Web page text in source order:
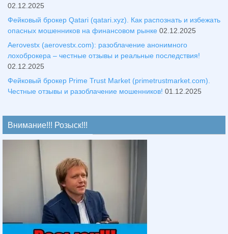
02.12.2025
Фейковый брокер Qatari (qatari.xyz). Как распознать и избежать
опасных мошенников на финансовом рынке 02.12.2025
Aerovestx (aerovestx.com): разоблачение анонимного
лохоброкера – честные отзывы и реальные последствия!
02.12.2025
Фейковый брокер Prime Trust Market (primetrustmarket.com).
Честные отзывы и разоблачение мошенников! 01.12.2025
Внимание!!! Розыск!!!